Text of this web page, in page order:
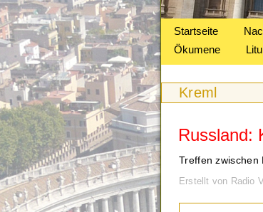
Startseite
Ökumene
Kreml
Russland:
Treffen zwischen
Erstellt von Radio